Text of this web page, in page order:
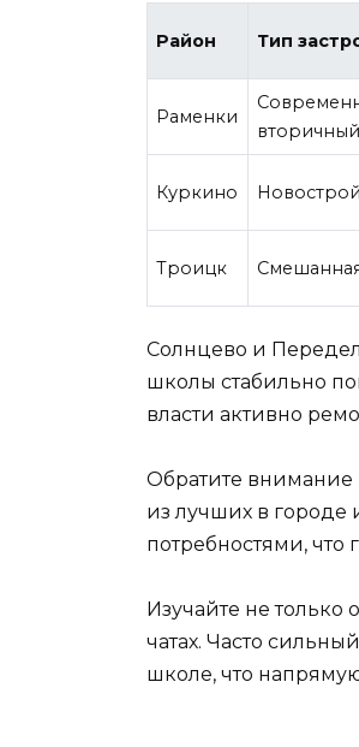
Район Тип
Раменки
Куркино
Троицк
Солнцево и
школы стабильно
власти активно
Обратите
из лучших в городе
потребностями, что
Изучайте не
чатах. Часто
школе, что